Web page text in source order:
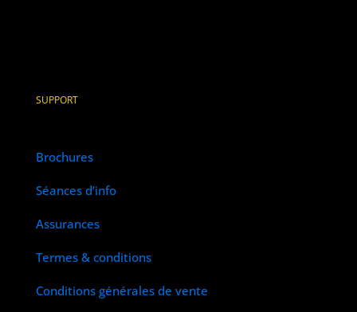
SUPPORT
Brochures
Séances d’info
Assurances
Termes & conditions
Conditions générales de vente